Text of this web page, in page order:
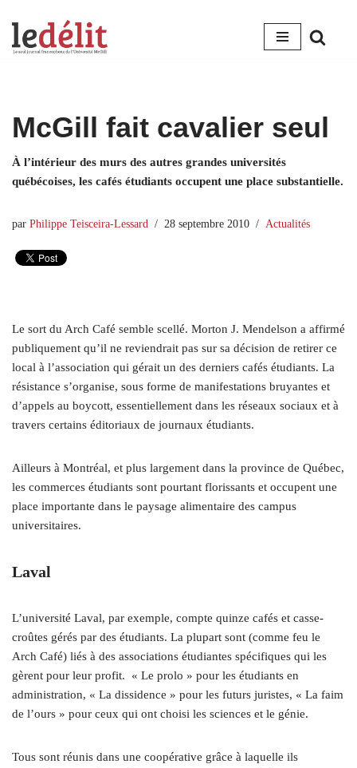
Aller
McGill fait cavalier seul
À l’intérieur des murs des autres grandes universités
québécoises, les cafés étudiants occupent une place substantielle.
par Philippe Teisceira-Lessard 28 septembre 2010 Actualités
Le sort du Arch Café semble scellé. Morton J. Mendelson a affirmé
publiquement qu’il ne reviendrait pas sur sa décision de retirer ce
local à l’association qui gérait un des derniers cafés étudiants. La
résistance s’organise, sous forme de manifestations bruyantes et
d’appels au boycott, essentiellement dans les réseaux sociaux et à
travers certains éditoriaux de journaux étudiants.
Ailleurs à Montréal, et plus largement dans la province de Québec,
les commerces étudiants sont pourtant florissants et occupent une
place importante dans le paysage alimentaire des campus
universitaires.
Laval
L’université Laval, par exemple, compte quinze cafés et casse-
croûtes gérés par des étudiants. La plupart sont (comme feu le
Arch Café) liés à des associations étudiantes spécifiques qui les
gèrent pour leur profit. « Le prolo » pour les étudiants en
administration, « La dissidence » pour les futurs juristes, « La faim
de l’ours » pour ceux qui ont choisi les sciences et le génie.
Tous sont réunis dans une coopérative grâce à laquelle ils